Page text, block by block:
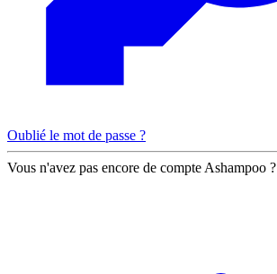
Oublié le mot de passe ?
Vous n'avez pas encore de compte Ashampoo ?